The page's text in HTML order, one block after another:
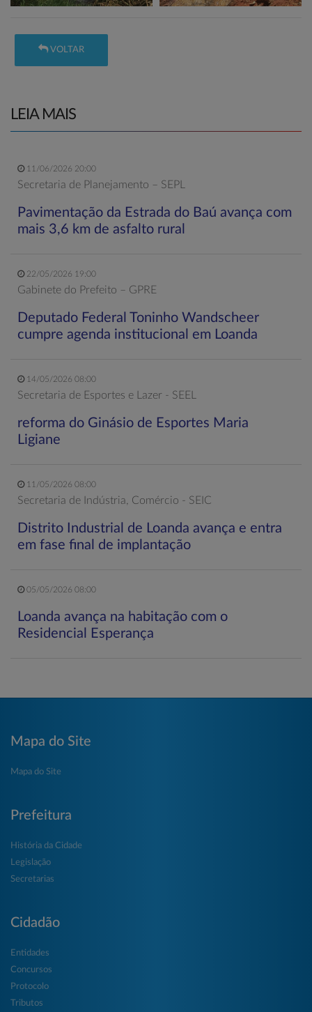
VOLTAR
LEIA MAIS
11/06/2026 20:00
Secretaria de Planejamento – SEPL
Pavimentação da Estrada do Baú avança com
mais 3,6 km de asfalto rural
22/05/2026 19:00
Gabinete do Prefeito – GPRE
Deputado Federal Toninho Wandscheer
cumpre agenda institucional em Loanda
14/05/2026 08:00
Secretaria de Esportes e Lazer - SEEL
reforma do Ginásio de Esportes Maria
Ligiane
11/05/2026 08:00
Secretaria de Indústria, Comércio - SEIC
Distrito Industrial de Loanda avança e entra
em fase final de implantação
05/05/2026 08:00
Loanda avança na habitação com o
Residencial Esperança
Mapa do Site
Mapa do Site
Prefeitura
História da Cidade
Legislação
Secretarias
Cidadão
Entidades
Concursos
Protocolo
Tributos